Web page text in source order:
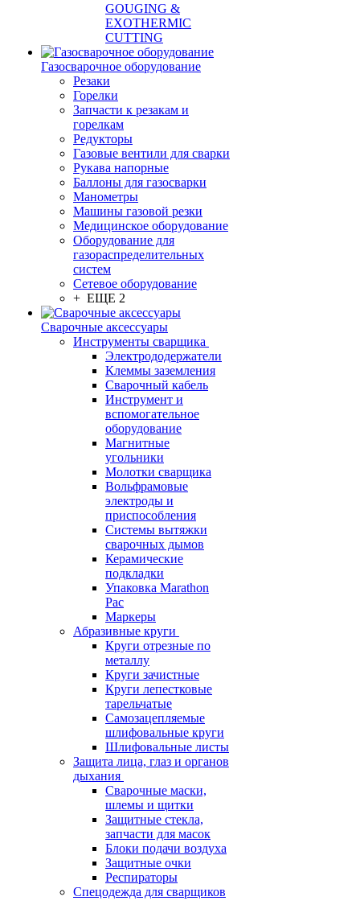
GOUGING &
EXOTHERMIC
CUTTING
Газосварочное оборудование
Резаки
Горелки
Запчасти к резакам и
горелкам
Редукторы
Газовые вентили для сварки
Рукава напорные
Баллоны для газосварки
Манометры
Машины газовой резки
Медицинское оборудование
Оборудование для
газораспределительных
систем
Сетевое оборудование
+ ЕЩЕ 2
Сварочные аксессуары
Инструменты сварщика
Электрододержатели
Клеммы заземления
Сварочный кабель
Инструмент и
вспомогательное
оборудование
Магнитные
угольники
Молотки сварщика
Вольфрамовые
электроды и
приспособления
Системы вытяжки
сварочных дымов
Керамические
подкладки
Упаковка Marathon
Pac
Маркеры
Абразивные круги
Круги отрезные по
металлу
Круги зачистные
Круги лепестковые
тарельчатые
Самозацепляемые
шлифовальные круги
Шлифовальные листы
Защита лица, глаз и органов
дыхания
Сварочные маски,
шлемы и щитки
Защитные стекла,
запчасти для масок
Блоки подачи воздуха
Защитные очки
Респираторы
Спецодежда для сварщиков